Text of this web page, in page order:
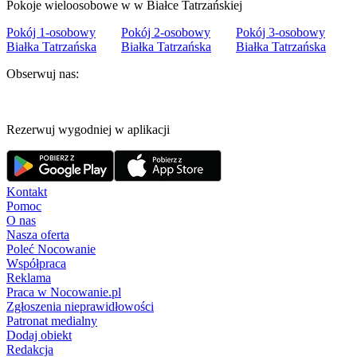
Pokoje wieloosobowe w w Białce Tatrzańskiej
Pokój 1-osobowy
Białka Tatrzańska
Pokój 2-osobowy
Białka Tatrzańska
Pokój 3-osobowy
Białka Tatrzańska
Obserwuj nas:
Rezerwuj wygodniej w aplikacji
Kontakt
Pomoc
O nas
Nasza oferta
Poleć Nocowanie
Współpraca
Reklama
Praca w Nocowanie.pl
Zgłoszenia nieprawidłowości
Patronat medialny
Dodaj obiekt
Redakcja